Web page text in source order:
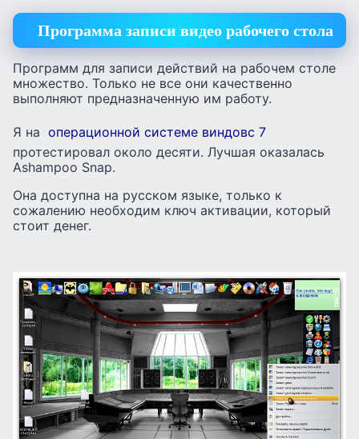
Программа записи видео рабочего стола
Программ для записи действий на рабочем столе
множество. Только не все они качественно
выполняют предназначенную им работу.
Я на операционной системе виндовс 7
протестировал около десяти. Лучшая оказалась
Ashampoo Snap.
Она доступна на русском языке, только к
сожалению необходим ключ активации, который
стоит денег.